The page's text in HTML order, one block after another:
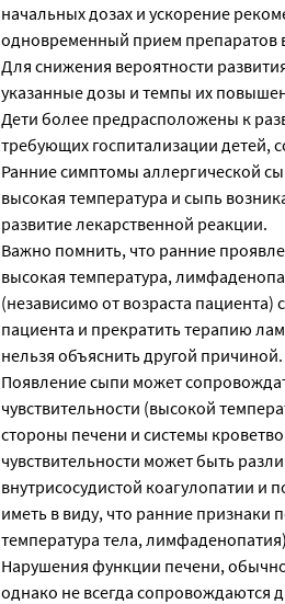
начальных дозах и ускорение
одновременный прием препаратов
Для снижения вероятности
указанные дозы и темпы их
Дети более предрасположены к
требующих госпитализации детей,
Ранние симптомы аллергической
высокая температура и сыпь
развитие лекарственной реакции.
Важно помнить, что ранние
высокая температура,
(независимо от возраста
пациента и прекратить терапию
нельзя объяснить другой причиной.
Появление сыпи может
чувствительности (высокой
стороны печени и системы
чувствительности может быть
внутрисосудистой коагулопатии и
иметь в виду, что ранние
температура тела,
Нарушения функции печени,
однако не всегда сопровождаются